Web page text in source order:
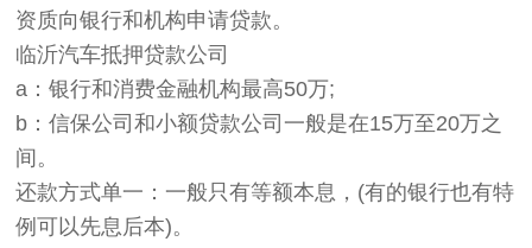
资质向银行和机构申请贷款。
临沂汽车抵押贷款公司
a：银行和消费金融机构最高50万;
b：信保公司和小额贷款公司一般是在15万至20万之
间。
还款方式单一：一般只有等额本息，(有的银行也有特
例可以先息后本)。